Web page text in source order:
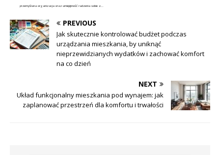
przemyślana organizacja oraz umiejętność radzenia sobie z...
PREVIOUS
Jak skutecznie kontrolować budżet podczas
urządzania mieszkania, by uniknąć
nieprzewidzianych wydatków i zachować komfort
na co dzień
NEXT
Układ funkcjonalny mieszkania pod wynajem: jak
zaplanować przestrzeń dla komfortu i trwałości